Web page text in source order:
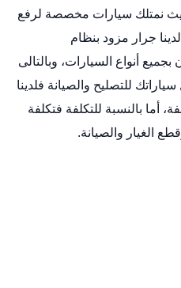
حيث نمتلك سيارات مخصصة لرفع
جرار مزود بنظام
أنواع السيارات، وبالتالى
للتصليح والصيانة فلدينا
أما بالنسبة للتكلفة فتكلفة
الغيار والصيانة.